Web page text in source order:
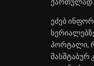
ქართულად.
ეძებ
პორტალი,
მასშტაბურ